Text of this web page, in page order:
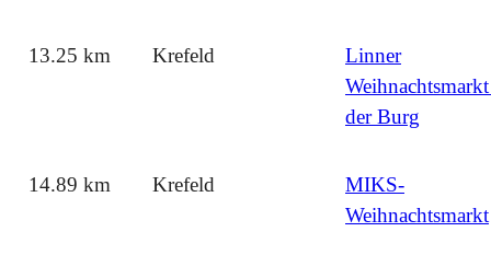
13.25 km Krefeld
Linner
der Burg
14.89 km Krefeld
MIKS-
Weihnachtsmarkt